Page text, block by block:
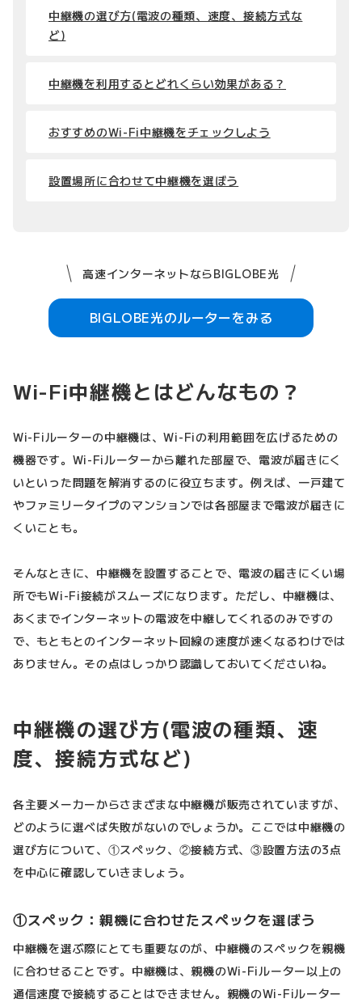
中継機の選び方(電波の種類、速度、接続方式な
ど)
中継機を利用するとどれくらい効果がある？
おすすめのWi-Fi中継機をチェックしよう
設置場所に合わせて中継機を選ぼう
高速インターネットならBIGLOBE光
BIGLOBE光のルーターをみる
Wi-Fi中継機とはどんなもの？
Wi-Fiルーターの中継機は、Wi-Fiの利用範囲を広げるための
機器です。Wi-Fiルーターから離れた部屋で、電波が届きにく
いといった問題を解消するのに役立ちます。例えば、一戸建て
やファミリータイプのマンションでは各部屋まで電波が届きに
くいことも。
そんなときに、中継機を設置することで、電波の届きにくい場
所でもWi-Fi接続がスムーズになります。ただし、中継機は、
あくまでインターネットの電波を中継してくれるのみですの
で、もともとのインターネット回線の速度が速くなるわけでは
ありません。その点はしっかり認識しておいてくださいね。
中継機の選び方(電波の種類、速
度、接続方式など)
各主要メーカーからさまざまな中継機が販売されていますが、
どのように選べば失敗がないのでしょうか。ここでは中継機の
選び方について、①スペック、②接続方式、③設置方法の3点
を中心に確認していきましょう。
①スペック：親機に合わせたスペックを選ぼう
中継機を選ぶ際にとても重要なのが、中継機のスペックを親機
に合わせることです。中継機は、親機のWi-Fiルーター以上の
通信速度で接続することはできません。親機のWi-Fiルーター